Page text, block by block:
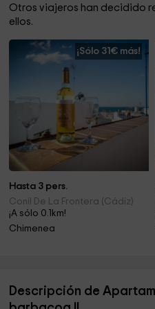
Otros viajeros han decidido
ellos.
¡Sólo 31€ más!
Hasta 3 pers.
Conil De La Frontera (Cádiz)
¡A sólo 0.1km!
Chimenea
Descripción de